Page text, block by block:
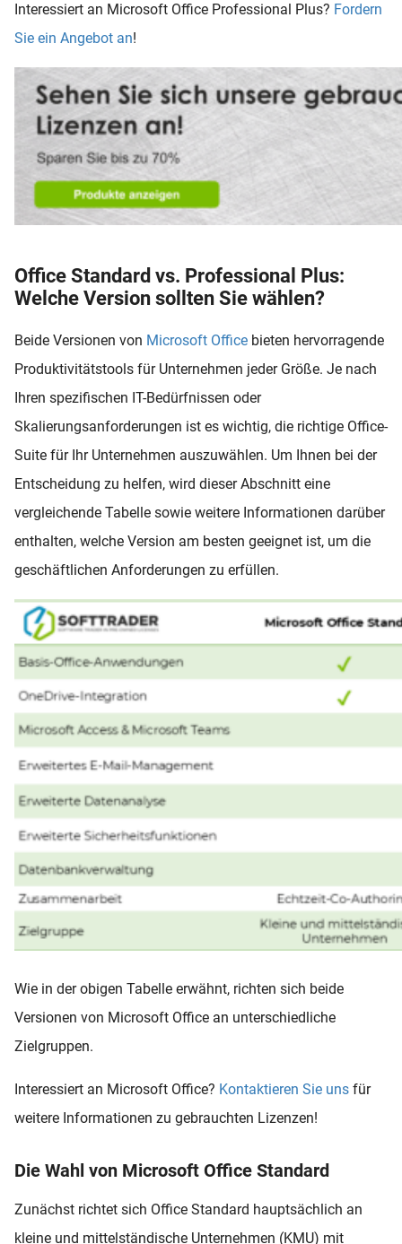
Interessiert an Microsoft Office Professional Plus? Fordern
Sie ein Angebot an!
Office Standard vs. Professional Plus:
Welche Version sollten Sie wählen?
Beide Versionen von Microsoft Office bieten hervorragende
Produktivitätstools für Unternehmen jeder Größe. Je nach
Ihren spezifischen IT-Bedürfnissen oder
Skalierungsanforderungen ist es wichtig, die richtige Office-
Suite für Ihr Unternehmen auszuwählen. Um Ihnen bei der
Entscheidung zu helfen, wird dieser Abschnitt eine
vergleichende Tabelle sowie weitere Informationen darüber
enthalten, welche Version am besten geeignet ist, um die
geschäftlichen Anforderungen zu erfüllen.
Wie in der obigen Tabelle erwähnt, richten sich beide
Versionen von Microsoft Office an unterschiedliche
Zielgruppen.
Interessiert an Microsoft Office? Kontaktieren Sie uns für
weitere Informationen zu gebrauchten Lizenzen!
Die Wahl von Microsoft Office Standard
Zunächst richtet sich Office Standard hauptsächlich an
kleine und mittelständische Unternehmen (KMU) mit